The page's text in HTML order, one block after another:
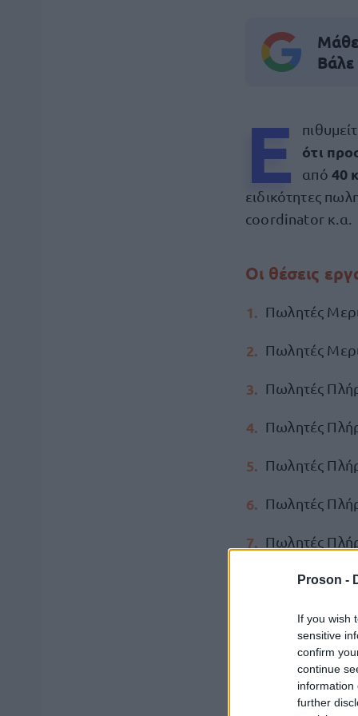
Proson -
If you wish
sensitive
confirm
continue
information
further
Μάθε
Ε
ότι
από 40
ειδικότητες
coordinator κ.α.
Οι θέσεις
Πωλητές
Πωλητές
Πωλητές
Πωλητές
Πωλητές
Πωλητές
Πωλητές
Πωλητές
Διευθυντής
Πωλητές